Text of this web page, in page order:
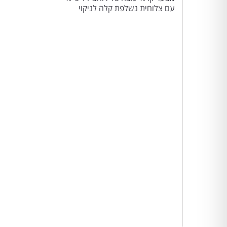
עם צלוחית נשלפת קלה לניקוי